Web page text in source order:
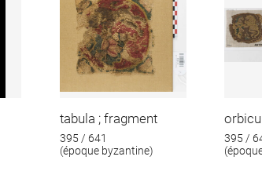
tabula ; fragment
395 / 641
(époque byzantine)
395 /